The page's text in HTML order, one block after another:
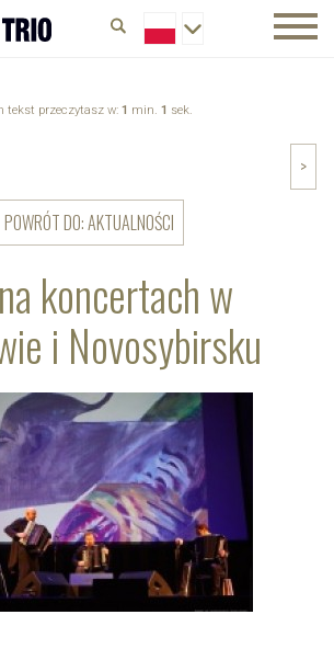
tekst przeczytasz w: 1 min. 1 sek.
koncertach w
i Novosybirsku
>
POWRÓT DO: AKTUALNOŚCI